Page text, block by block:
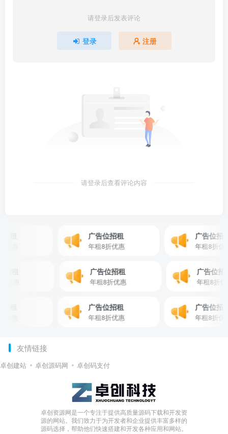
请登录后发表评论
登录 注册
请登录后查看评论内容
广告位招租
年租8折优惠
广告位招租
年租8折优惠
广告位招租
年租8折优惠
广告位
年租8
广告位招租
年租8折优惠
广告位招租
年租8折优惠
友情链接
卓创建站 卓创源码网 卓创码支付
卓创资源网是一个专注于提供高质量源码下载和开发资
源的网站。我们致力于为开发者和企业提供丰富多样的
源码选择，帮助他们快速搭建和开发各种应用和网站。